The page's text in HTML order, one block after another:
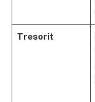
Tresorit